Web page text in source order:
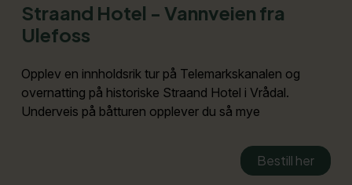
Straand Hotel - Vannveien fra
Ulefoss
Opplev en innholdsrik tur på Telemarkskanalen og
overnatting på historiske Straand Hotel i Vrådal.
Underveis på båtturen opplever du så mye
Bestill her